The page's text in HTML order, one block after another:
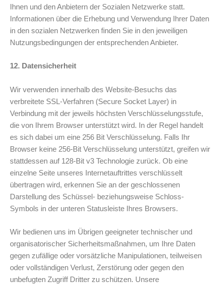
Ihnen und den Anbietern der Sozialen Netzwerke statt.
Informationen über die Erhebung und Verwendung Ihrer Daten
in den sozialen Netzwerken finden Sie in den jeweiligen
Nutzungsbedingungen der entsprechenden Anbieter.
12. Datensicherheit
Wir verwenden innerhalb des Website-Besuchs das
verbreitete SSL-Verfahren (Secure Socket Layer) in
Verbindung mit der jeweils höchsten Verschlüsselungsstufe,
die von Ihrem Browser unterstützt wird. In der Regel handelt
es sich dabei um eine 256 Bit Verschlüsselung. Falls Ihr
Browser keine 256-Bit Verschlüsselung unterstützt, greifen wir
stattdessen auf 128-Bit v3 Technologie zurück. Ob eine
einzelne Seite unseres Internetauftrittes verschlüsselt
übertragen wird, erkennen Sie an der geschlossenen
Darstellung des Schüssel- beziehungsweise Schloss-
Symbols in der unteren Statusleiste Ihres Browsers.
Wir bedienen uns im Übrigen geeigneter technischer und
organisatorischer Sicherheitsmaßnahmen, um Ihre Daten
gegen zufällige oder vorsätzliche Manipulationen, teilweisen
oder vollständigen Verlust, Zerstörung oder gegen den
unbefugten Zugriff Dritter zu schützen. Unsere